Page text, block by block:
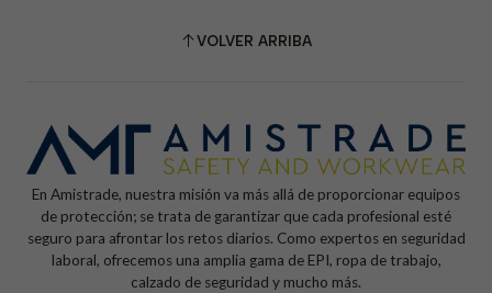
VOLVER ARRIBA
En Amistrade, nuestra misión va más allá de proporcionar equipos
de protección; se trata de garantizar que cada profesional esté
seguro para afrontar los retos diarios. Como expertos en seguridad
laboral, ofrecemos una amplia gama de EPI, ropa de trabajo,
calzado de seguridad y mucho más.